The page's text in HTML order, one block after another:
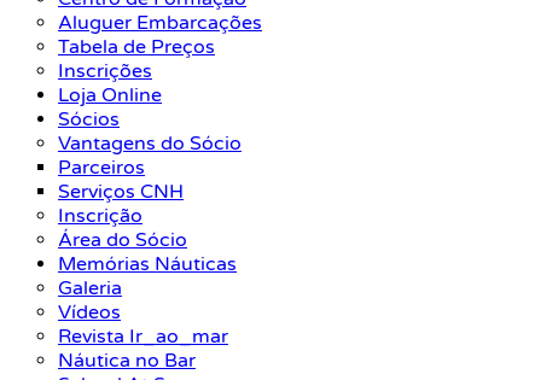
Aluguer Embarcações
Tabela de Preços
Inscrições
Loja Online
Sócios
Vantagens do Sócio
Parceiros
Serviços CNH
Inscrição
Área do Sócio
Memórias Náuticas
Galeria
Vídeos
Revista Ir_ao_mar
Náutica no Bar